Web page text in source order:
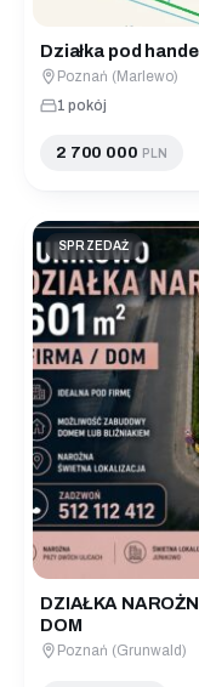
Działka pod
Poznań (Marlewo)
1 pokój
2 700 000 PLN
SPRZEDAŻ
DZIAŁKA
DOM
Poznań (Grunwald)